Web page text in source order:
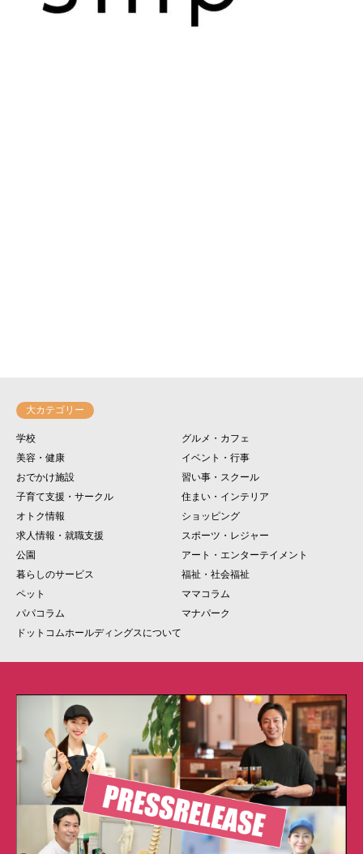
大カテゴリー
学校
グルメ・カフェ
美容・健康
イベント・行事
おでかけ施設
習い事・スクール
子育て支援・サークル
住まい・インテリア
オトク情報
ショッピング
求人情報・就職支援
スポーツ・レジャー
公園
アート・エンターテイメント
暮らしのサービス
福祉・社会福祉
ペット
ママコラム
パパコラム
マナパーク
ドットコムホールディングスについて